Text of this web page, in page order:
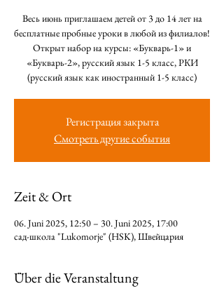
Весь июнь приглашаем детей от 3 до 14 лет на
бесплатные пробные уроки в любой из филиалов!
Открыт набор на курсы: «Букварь-1» и
«Букварь-2», русский язык 1-5 класс, РКИ
(русский язык как иностранный 1-5 класс)
Регистрация закрыта
Смотреть другие события
Zeit & Ort
06. Juni 2025, 12:50 – 30. Juni 2025, 17:00
сад-школа "Lukomorje" (HSK), Швейцария
Über die Veranstaltung